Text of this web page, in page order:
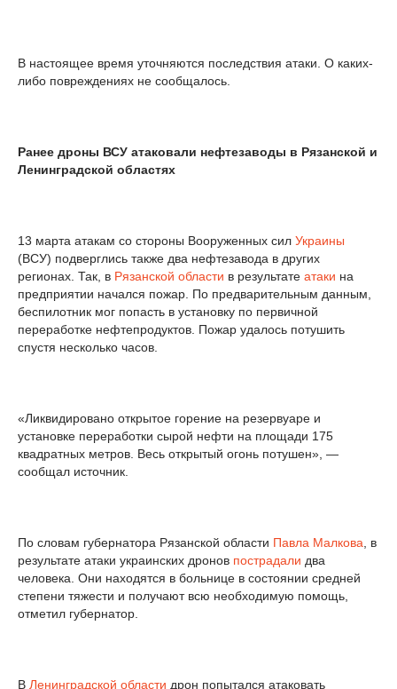
В настоящее время уточняются последствия атаки. О каких-
либо повреждениях не сообщалось.
Ранее дроны ВСУ атаковали нефтезаводы в Рязанской и
Ленинградской областях
13 марта атакам со стороны Вооруженных сил Украины
(ВСУ) подверглись также два нефтезавода в других
регионах. Так, в Рязанской области в результате атаки на
предприятии начался пожар. По предварительным данным,
беспилотник мог попасть в установку по первичной
переработке нефтепродуктов. Пожар удалось потушить
спустя несколько часов.
«Ликвидировано открытое горение на резервуаре и
установке переработки сырой нефти на площади 175
квадратных метров. Весь открытый огонь потушен», —
сообщал источник.
По словам губернатора Рязанской области Павла Малкова , в
результате атаки украинских дронов пострадали два
человека. Они находятся в больнице в состоянии средней
степени тяжести и получают всю необходимую помощь,
отметил губернатор.
В Ленинградской области дрон попытался атаковать